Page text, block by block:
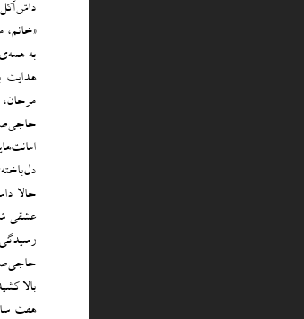
«خانم،
به
هدایت
حالا
عشقی
بالا
هفت